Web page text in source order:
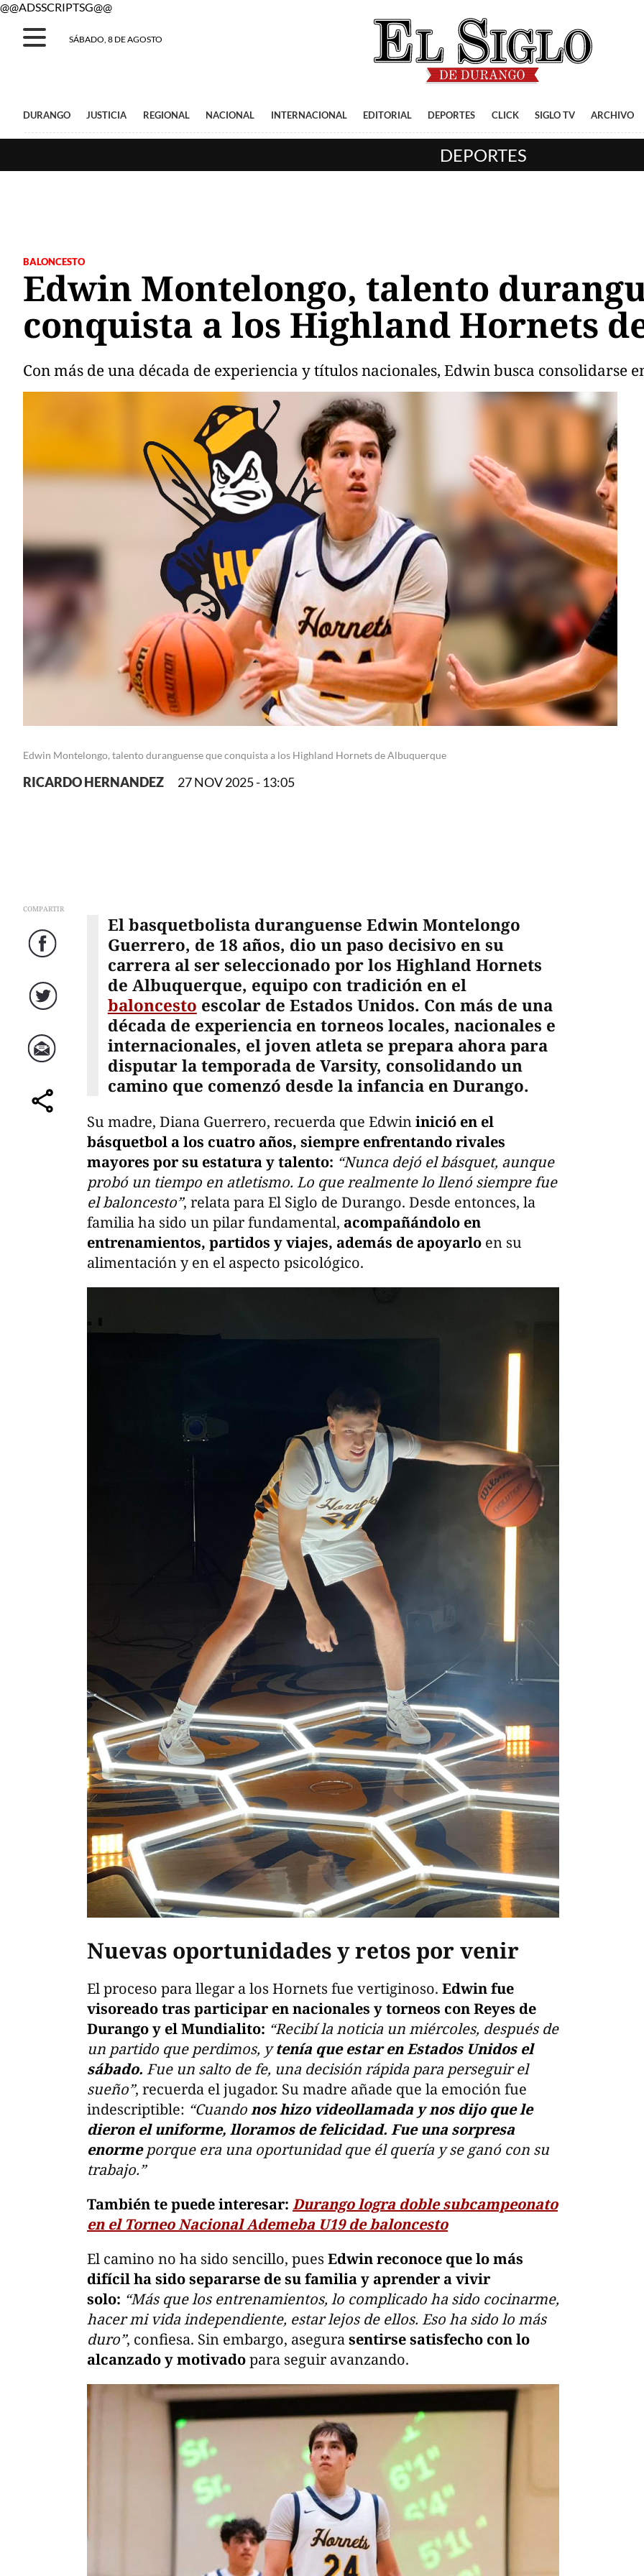
@@ADSSCRIPTSG@@
SÁBADO, 8 DE AGOSTO
DURANGO JUSTICIA REGIONAL NACIONAL INTERNACIONAL EDITORIAL DEPORTES CLICK SIGLO TV ARCHIVO
DEPORTES
BALONCESTO
Edwin Montelongo, talento
conquista a los Highland Hornets
Con más de una década de experiencia y títulos nacionales, Edwin busca consolidarse
Edwin Montelongo, talento duranguense que conquista a los Highland Hornets de Albuquerque
RICARDO HERNANDEZ 27 NOV 2025 - 13:05
COMPARTIR
Facebook
Twitter
Correo
comparte
El basquetbolista duranguense Edwin Montelongo
Guerrero, de 18 años, dio un paso decisivo en su
carrera al ser seleccionado por los Highland Hornets
de Albuquerque, equipo con tradición en el
baloncesto escolar de Estados Unidos. Con más de una
década de experiencia en torneos locales, nacionales e
internacionales, el joven atleta se prepara ahora para
disputar la temporada de Varsity, consolidando un
camino que comenzó desde la infancia en Durango.
Su madre, Diana Guerrero, recuerda que Edwininició en el
básquetbol a los cuatro años, siempre enfrentando rivales
mayores por su estatura y talento: “Nunca dejó el básquet, aunque
probó un tiempo en atletismo. Lo que realmente lo llenó siempre fue
el baloncesto”, relata para El Siglo de Durango. Desde entonces, la
familia ha sido un pilar fundamental, acompañándolo en
entrenamientos, partidos y viajes, además de apoyarlo en su
alimentación y en el aspecto psicológico.
Nuevas oportunidades y retos por venir
El proceso para llegar a los Hornets fue vertiginoso. Edwin fue
visoreado tras participar en nacionales y torneos con Reyes de
Durango y el Mundialito: “Recibí la noticia un miércoles, después de
un partido que perdimos, ytenía que estar en Estados Unidos el
sábado. Fue un salto de fe, una decisión rápida para perseguir el
sueño”, recuerda el jugador. Su madre añade que la emoción fue
indescriptible: “Cuandonos hizo videollamada y nos dijo que le
dieron el uniforme, lloramos de felicidad. Fue una sorpresa
enormeporque era una oportunidad que él quería y se ganó con su
trabajo.”
También te puede interesar: Durango logra doble subcampeonato
en el Torneo Nacional Ademeba U19 de baloncesto
El camino no ha sido sencillo, pues Edwin reconoce que lo más
difícil ha sido separarse de su familia y aprender a vivir
solo: “Más que los entrenamientos, lo complicado ha sido cocinarme,
hacer mi vida independiente, estar lejos de ellos. Eso ha sido lo más
duro”, confiesa. Sin embargo, asegurasentirse satisfecho con lo
alcanzado y motivadopara seguir avanzando.